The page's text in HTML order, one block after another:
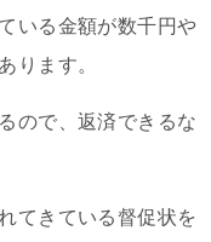
いる金額が数千円や
ります。
ので、返済できるな
てきている督促状を